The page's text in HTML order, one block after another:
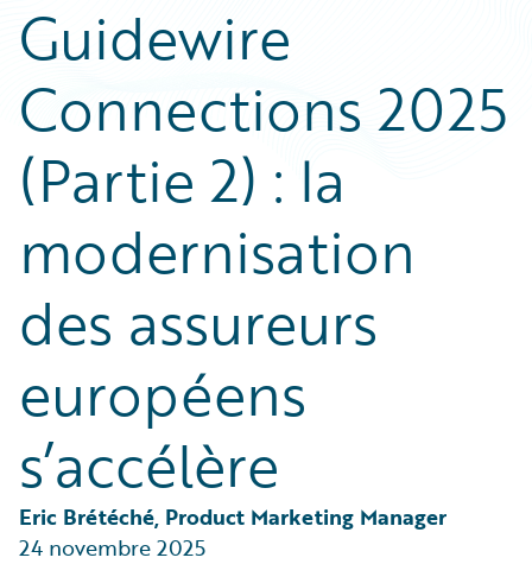
Podcasts
Blog
Help and Support
Insurance Technology FAQ
Careers
Customer Viewpoint
Developers
General Interest
Partner Perspective
Technology
Guidewire
Connections 2025
(Partie 2) : la
modernisation
des assureurs
européens
s’accélère
Eric Brétéché, Product Marketing Manager
24 novembre 2025